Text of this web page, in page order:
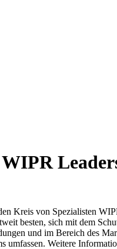
Kreis von Spezialisten
besten, sich mit dem
und im Bereich des
Weitere